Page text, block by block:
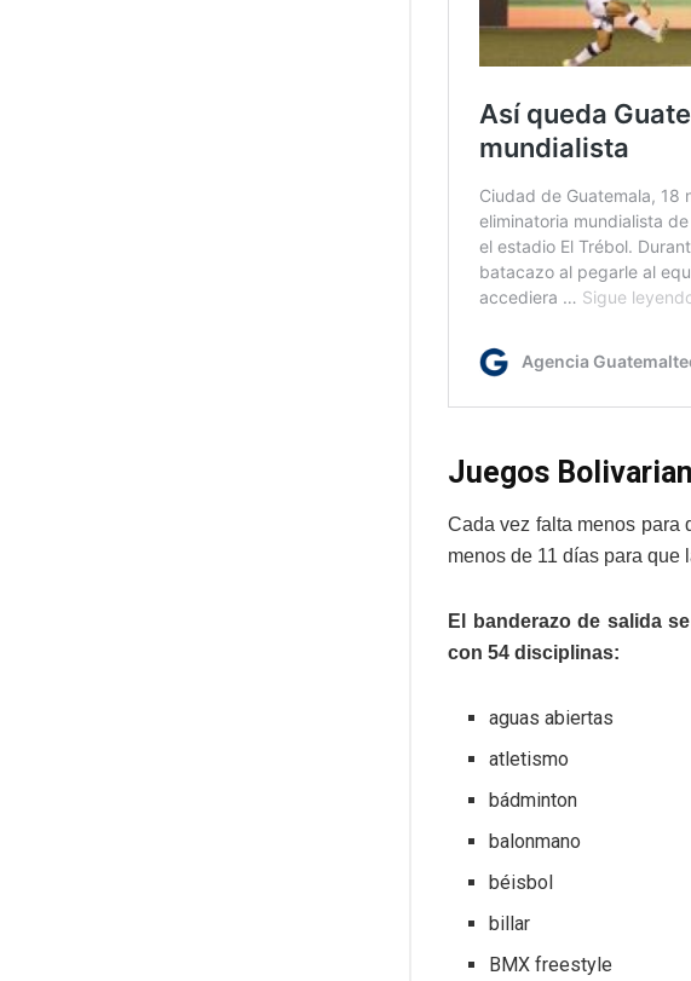
Juegos
Cada vez falta menos para
menos de 11 días para que
El banderazo de salida
con 54 disciplinas:
aguas abiertas
atletismo
bádminton
balonmano
béisbol
billar
BMX freestyle